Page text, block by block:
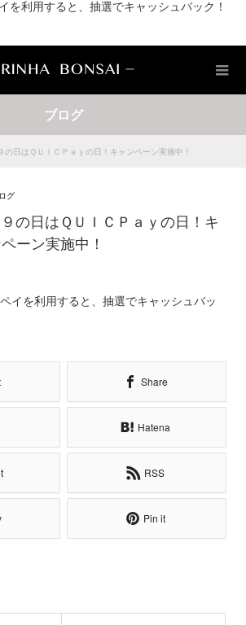
を利用すると、抽選でキャッシュバック！
ブログ
の日はＱＵＩＣＰａｙの日！キャンペーン実施中！
グ
の日はＱＵＩＣＰａｙの日！キ
ーン実施中！
イを利用すると、抽選でキャッシュバッ
Share
Hatena
RSS
Pin it